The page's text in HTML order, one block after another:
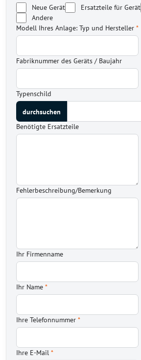
Neue Gerät
Ersatzteile für Gerät
Andere
Modell Ihres Anlage: Typ und Hersteller *
Fabriknummer des Geräts / Baujahr
Typenschild
Benötigte Ersatzteile
Fehlerbeschreibung/Bemerkung
Ihr Firmenname
Ihr Name *
Ihre Telefonnummer *
Ihre E-Mail *